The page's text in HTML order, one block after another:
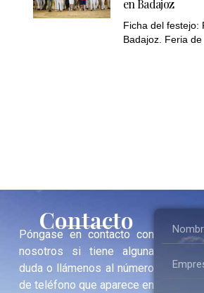
en Badajoz
Ficha del festejo:
Badajoz. Feria de
Contacto
Póngase en contacto con
nosotros si tiene alguna
duda o llámenos al número
de teléfono que aparece en